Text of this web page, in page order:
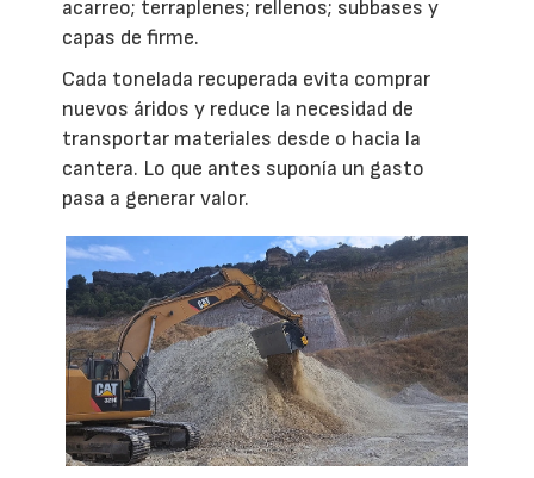
acarreo; terraplenes; rellenos; subbases y
capas de firme.
Cada tonelada recuperada evita comprar
nuevos áridos y reduce la necesidad de
transportar materiales desde o hacia la
cantera. Lo que antes suponía un gasto
pasa a generar valor.